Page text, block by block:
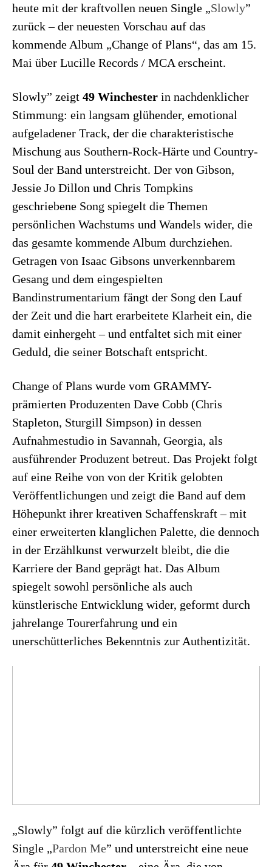
heute mit der kraftvollen neuen Single „Slowly”
zurück – der neuesten Vorschau auf das
kommende Album „Change of Plans“, das am 15.
Mai über Lucille Records / MCA erscheint.
Slowly” zeigt 49 Winchester in nachdenklicher
Stimmung: ein langsam glühender, emotional
aufgeladener Track, der die charakteristische
Mischung aus Southern-Rock-Härte und Country-
Soul der Band unterstreicht. Der von Gibson,
Jessie Jo Dillon und Chris Tompkins
geschriebene Song spiegelt die Themen
persönlichen Wachstums und Wandels wider, die
das gesamte kommende Album durchziehen.
Getragen von Isaac Gibsons unverkennbarem
Gesang und dem eingespielten
Bandinstrumentarium fängt der Song den Lauf
der Zeit und die hart erarbeitete Klarheit ein, die
damit einhergeht – und entfaltet sich mit einer
Geduld, die seiner Botschaft entspricht.
Change of Plans wurde vom GRAMMY-
prämierten Produzenten Dave Cobb (Chris
Stapleton, Sturgill Simpson) in dessen
Aufnahmestudio in Savannah, Georgia, als
ausführender Produzent betreut. Das Projekt folgt
auf eine Reihe von von der Kritik gelobten
Veröffentlichungen und zeigt die Band auf dem
Höhepunkt ihrer kreativen Schaffenskraft – mit
einer erweiterten klanglichen Palette, die dennoch
in der Erzählkunst verwurzelt bleibt, die die
Karriere der Band geprägt hat. Das Album
spiegelt sowohl persönliche als auch
künstlerische Entwicklung wider, geformt durch
jahrelange Tourerfahrung und ein
unerschütterliches Bekenntnis zur Authentizität.
„Slowly” folgt auf die kürzlich veröffentlichte
Single „Pardon Me” und unterstreicht eine neue